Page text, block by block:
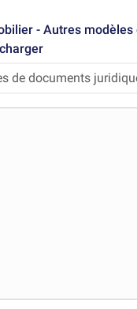
- Autres modèles
de documents